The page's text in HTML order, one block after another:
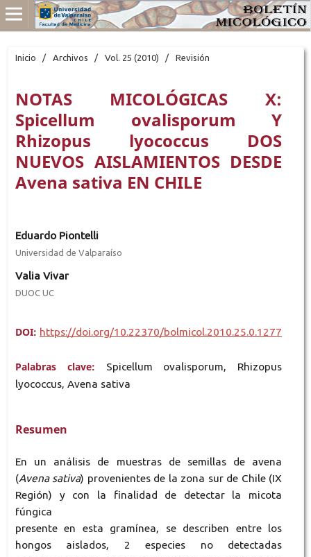
Inicio / Archivos / Vol. 25 (2010) / Revisión
NOTAS MICOLÓGICAS X:
Spicellum ovalisporum Y
Rhizopus lyococcus DOS
NUEVOS AISLAMIENTOS DESDE
Avena sativa EN CHILE
Eduardo Piontelli
Universidad de Valparaíso
Valia Vivar
DUOC UC
DOI: https://doi.org/10.22370/bolmicol.2010.25.0.1277
Palabras clave:
Spicellum ovalisporum, Rhizopus
lyococcus, Avena sativa
Resumen
En un análisis de muestras de semillas de avena
(Avena sativa) provenientes de la zona sur de Chile (IX
Región) y con la finalidad de detectar la micota
fúngica
presente en esta gramínea, se describen entre los
hongos aislados, 2 especies no detectadas